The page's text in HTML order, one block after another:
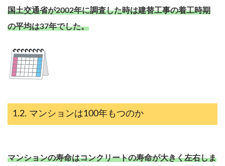
国土交通省が2002年に調査した時は建替工事の着工時期
の平均は37年でした。
マンションは100年もつのか
マンションの寿命はコンクリートの寿命が大きく左右しま